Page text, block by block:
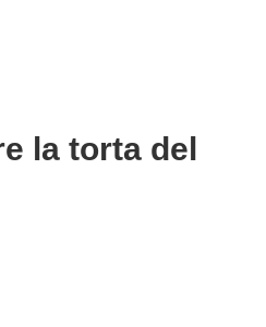
la torta del